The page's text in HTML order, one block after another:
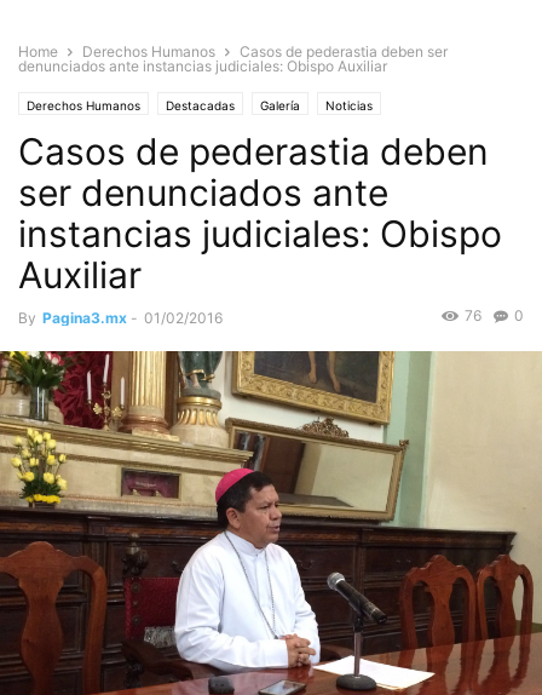
Home Derechos Humanos
Casos de pederastia deben ser
denunciados ante instancias judiciales: Obispo Auxiliar
Derechos Humanos Destacadas Galería Noticias
Casos de pederastia deben
ser denunciados ante
instancias judiciales: Obispo
Auxiliar
By Pagina3.mx - 01/02/2016 0
76